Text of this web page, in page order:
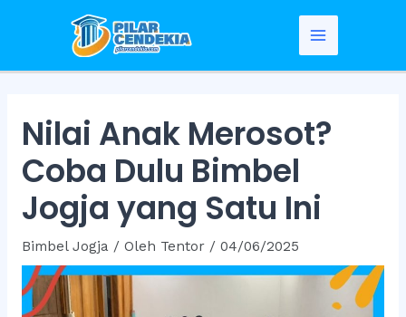
Main
Nilai Anak Merosot?
Coba Dulu Bimbel
Jogja yang Satu Ini
Bimbel Jogja / Oleh Tentor / 04/06/2025